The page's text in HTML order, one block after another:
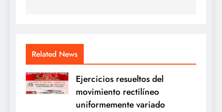
Related News
Ejercicios resueltos del
movimiento rectilíneo
uniformemente variado